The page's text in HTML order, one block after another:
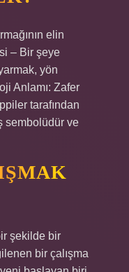
elin
– Bir şeye
yön
Anlamı: Zafer
tarafından
sembolüdür ve
şekilde bir
bir çalışma